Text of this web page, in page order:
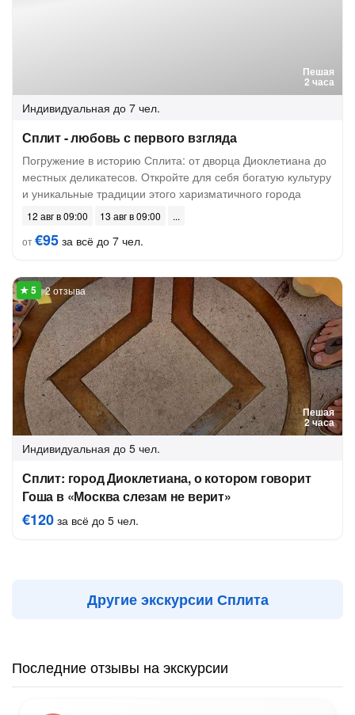
Пешая
2 часа
Индивидуальная до 7 чел.
Сплит - любовь с первого взгляда
Погружение в историю Сплита: от дворца Диоклетиана до
местных деликатесов. Откройте для себя богатую культуру
и уникальные традиции этого харизматичного города
12 авг в 09:00
13 авг в 09:00
от€95 за всё до 7 чел.
Пешая
2 часа
2 отзыва
Индивидуальная до 5 чел.
Сплит: город Диоклетиана, о котором говорит
Гоша в «Москва слезам не верит»
€120 за всё до 5 чел.
Другие экскурсии Сплита
Последние отзывы на экскурсии